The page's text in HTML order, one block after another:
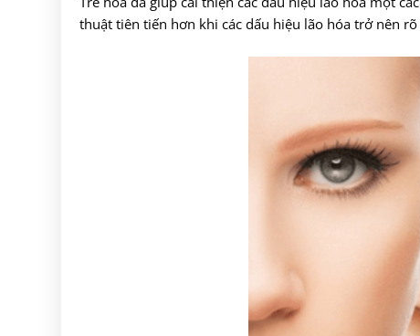
thuật tiên tiến hơn khi các dấu hiệu lão hóa trở nên rõ